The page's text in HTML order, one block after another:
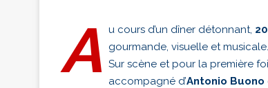
A u cours d’un dîner détonnant,
gourmande, visuelle et musicale.
Sur scène et pour la première
accompagné d’Antonio Buono